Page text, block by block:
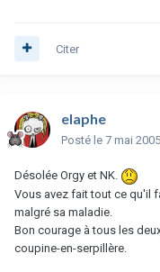
Citer
elaphe
Posté le 7 mai 2005
Désolée Orgy et NK.
Vous avez fait tout ce qu'il
malgré sa maladie.
Bon courage à tous les
coupine-en-serpillère.